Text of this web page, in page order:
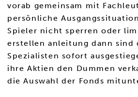
vorab gemeinsam mit
persönliche
Spieler nicht sperren oder
erstellen anleitung dann sind
Spezialisten sofort
ihre Aktien den Dummen
die Auswahl der Fonds